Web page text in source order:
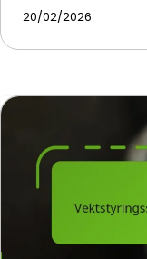
20/02/2026